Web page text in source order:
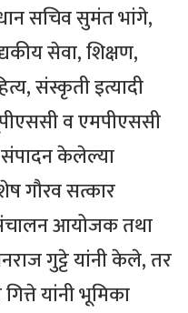
सचिव सुमंत भांगे,
सेवा, शिक्षण,
संस्कृती इत्यादी
व एमपीएससी
संपादन केलेल्या
गौरव सत्कार
आयोजक तथा
गुट्टे यांनी केले, तर
यांनी भूमिका